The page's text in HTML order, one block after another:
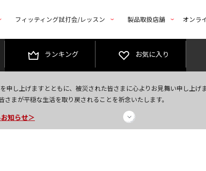
フィッティング試打会/レッスン 製品取扱店舗 オンラ
ランキング お気に入り
し上げますとともに、被災された皆さまに心よりお見舞い申し上げま
まが平穏な生活を取り戻されることを祈念いたします。
1,000円OFFクーポンプレゼント！
知らせ＞
・発送・お問い合わせ＞